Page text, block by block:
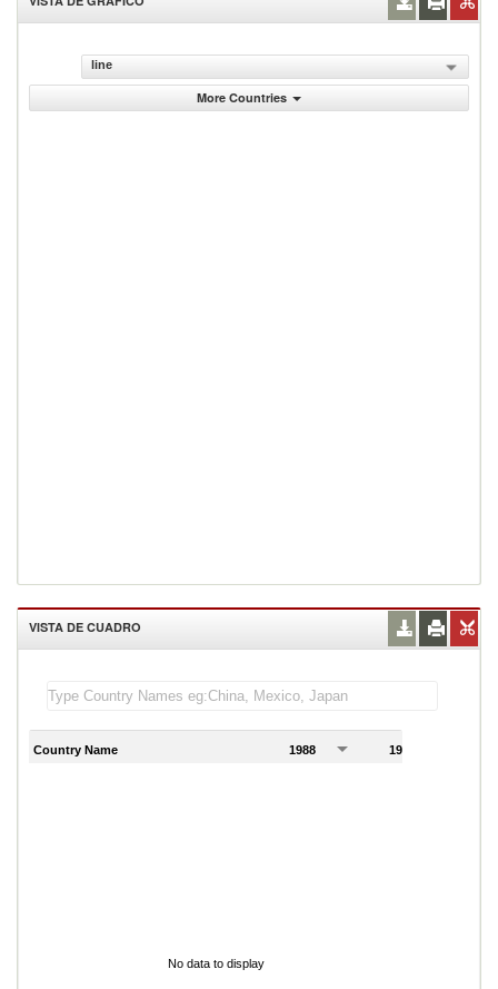
line
More Countries
VISTA DE CUADRO
Country Name 1988 1989
No data to display